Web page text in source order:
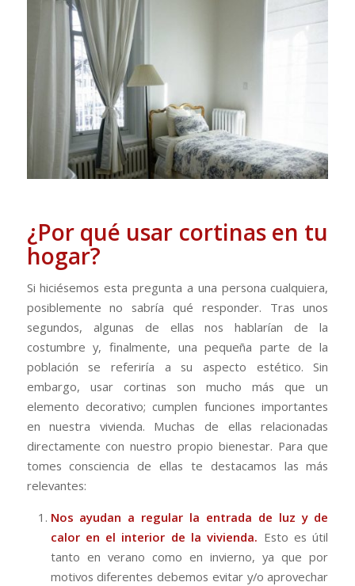
¿Por qué usar cortinas en tu
hogar?
Si hiciésemos esta pregunta a una persona cualquiera,
posiblemente no sabría qué responder. Tras unos
segundos, algunas de ellas nos hablarían de la
costumbre y, finalmente, una pequeña parte de la
población se referiría a su aspecto estético. Sin
embargo, usar cortinas son mucho más que un
elemento decorativo; cumplen funciones importantes
en nuestra vivienda. Muchas de ellas relacionadas
directamente con nuestro propio bienestar. Para que
tomes consciencia de ellas te destacamos las más
relevantes:
Nos ayudan a regular la entrada de luz y de
calor en el interior de la vivienda. Esto es útil
tanto en verano como en invierno, ya que por
motivos diferentes debemos evitar y/o aprovechar